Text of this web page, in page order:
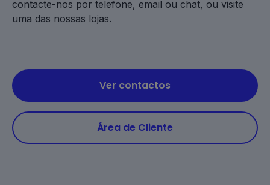
contacte-nos por telefone, email ou chat, ou visite
uma das nossas lojas.
Ver contactos
Área de Cliente